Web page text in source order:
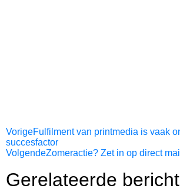
VorigeFulfilment van printmedia is vaak
succesfactor
VolgendeZomeractie? Zet in op direct mail
Gerelateerde